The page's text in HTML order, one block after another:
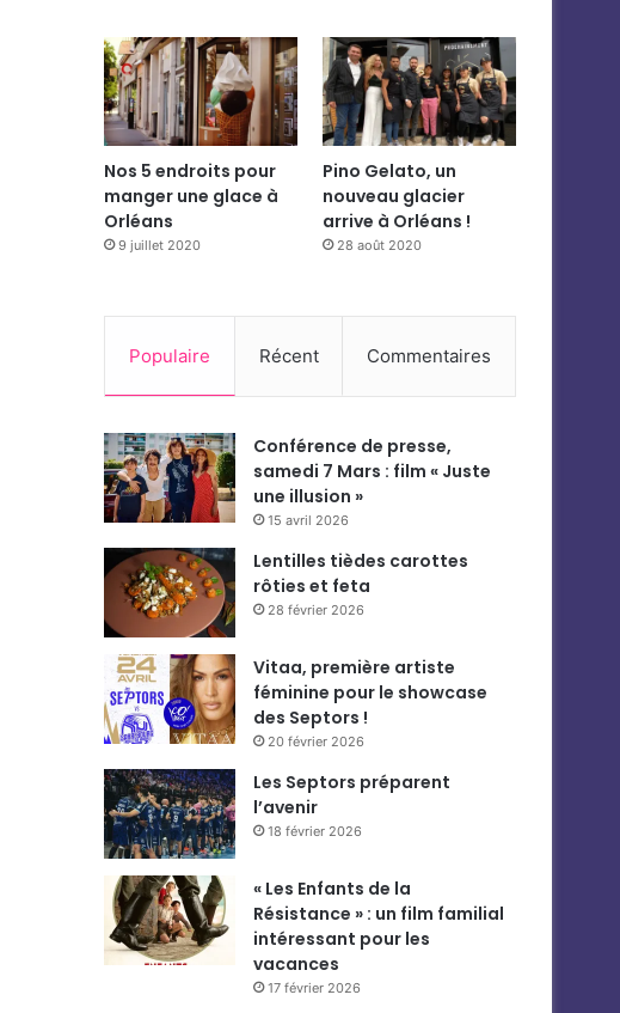
Nos 5 endroits pour
manger une glace à
Orléans
9 juillet 2020
Pino Gelato, un
nouveau glacier
arrive à Orléans !
28 août 2020
Populaire Récent Commentaires
Conférence de presse,
samedi 7 Mars : film « Juste
une illusion »
15 avril 2026
Lentilles tièdes carottes
rôties et feta
28 février 2026
Vitaa, première artiste
féminine pour le showcase
des Septors !
20 février 2026
Les Septors préparent
l’avenir
18 février 2026
« Les Enfants de la
Résistance » : un film familial
intéressant pour les
vacances
17 février 2026